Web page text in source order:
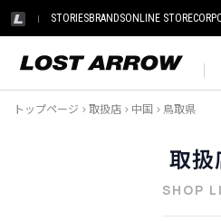
STORIESBRANDSONLINE STORE
トップページ >取扱店 > 中国 > 鳥取県
取扱
SHOP